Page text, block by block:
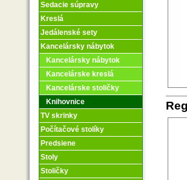
Sedacie súpravy
Kreslá
Jedálenské sety
Kancelársky nábytok
Kancelársky nábytok
Kancelárske kreslá
Kancelárske stoličky
Knihovnice
TV skrinky
Počítačové stolíky
Predsiene
Stoly
Stoličky